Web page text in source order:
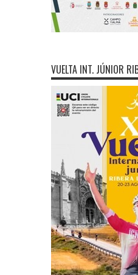
VUELTA INT. JÚNIOR